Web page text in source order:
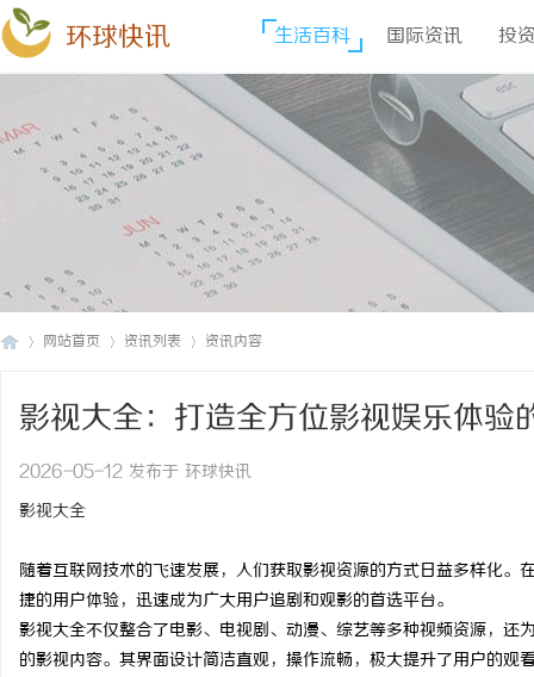
环球快讯 生活百科 国际资讯 投
网站首页 资讯列表 资讯内容
影视大全：打造全方位影视娱乐体验
2026-05-12 发布于 环球快讯
影视大全
随着互联网技术的飞速发展，人们获取影视资源的方式日益多样化
捷的用户体验，迅速成为广大用户追剧和观影的首选平台。
影视大全不仅整合了电影、电视剧、动漫、综艺等多种视频资源，
的影视内容。其界面设计简洁直观，操作流畅，极大提升了用户的观